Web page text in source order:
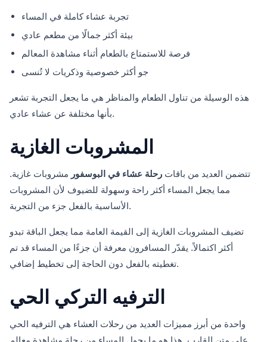
تجربة عشاء كاملة في المساء
بيئة أكثر جمالًا من مطعم عادي
فرصة للاستمتاع بالطعام أثناء مشاهدة المعالم
جو أكثر خصوصية وذكريات لا تُنسى
هذه الوسيلة من تناول الطعام والمناظر هي ما يجعل التجربة تشعر
بأنها مختلفة عن عشاء عادي.
المشروبات الغازية
تتضمن العديد من باقات رحلة عشاء في البوسفور مشروبات غازية.
مما يجعل المساء أكثر راحة وسهولة للضيوف لأن المشروبات
الأساسية بالفعل جزء من التجربة.
تضيف المشروبات الغازية إلى القيمة العامة مما يجعل الباقة تبدو
أكثر اكتمالاً. يقدّر المسافرون معرفة أن جزءًا من المساء قد تم
تغطيته بالفعل دون الحاجة إلى تخطيط إضافي.
الترفيه التركي الحي
واحدة من أبرز مميزات العديد من رحلات العشاء هي الترفيه الحي